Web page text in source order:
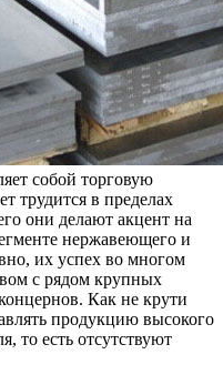
собой торговую
трудится в пределах
они делают акцент на
нержавеющего и
их успех во многом
с рядом крупных
Как не крути
продукцию высокого
то есть отсутствуют